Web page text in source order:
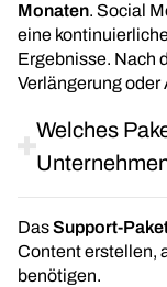
Monaten. Social
eine
Ergebnisse. Nach
Verlängerung
Welches
DasSupport-
Content erstellen,
benötigen.